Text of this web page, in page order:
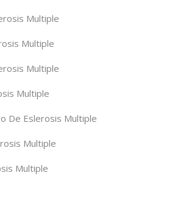
Multiple
Multiple
Multiple
Multiple
De Eslerosis Multiple
Multiple
Multiple